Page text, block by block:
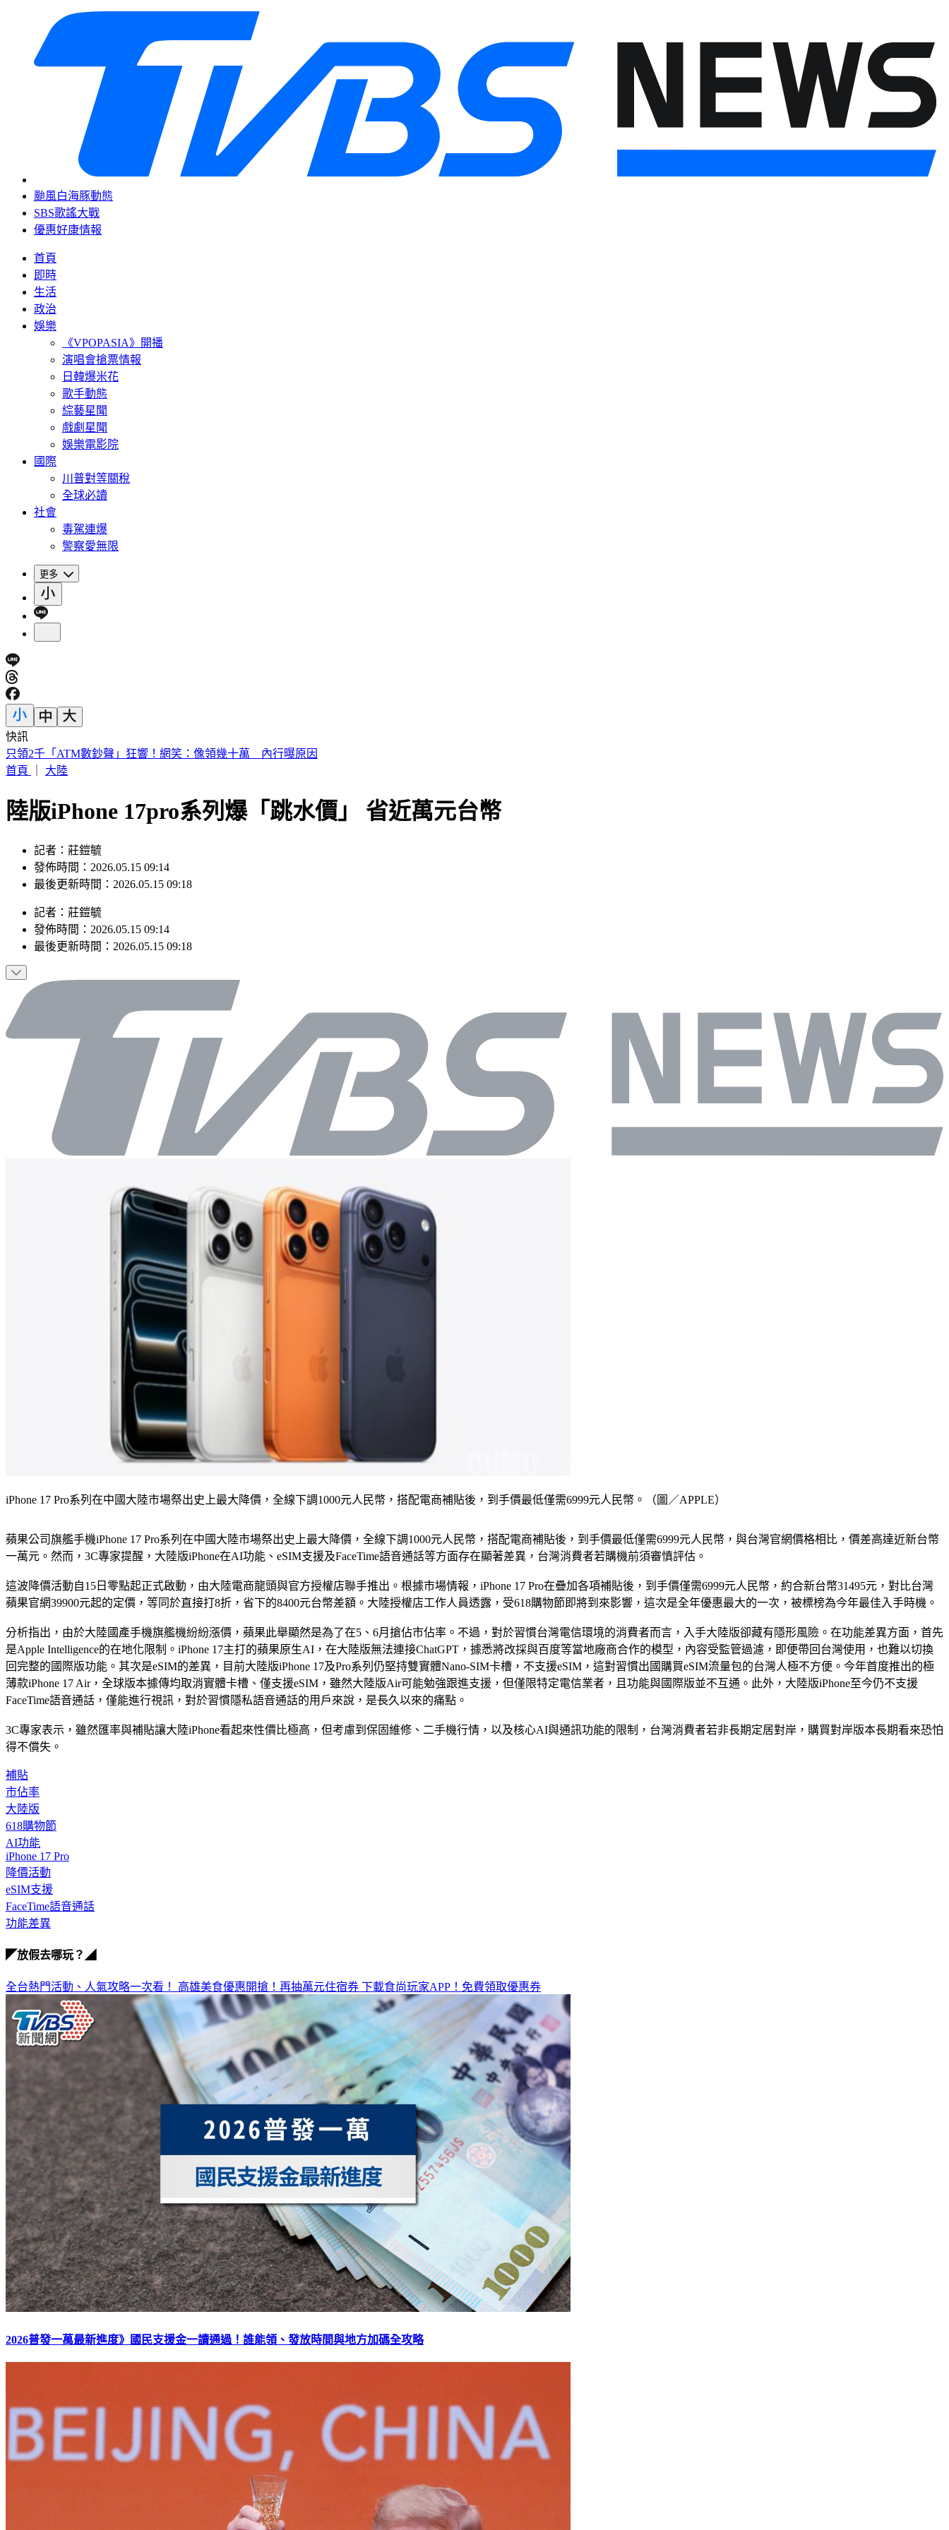
颱風白海豚動態
SBS歌謠大戰
優惠好康情報
首頁
即時
生活
政治
娛樂
《VPOPASIA》開播
演唱會搶票情報
日韓爆米花
歌手動態
綜藝星聞
戲劇星聞
娛樂電影院
國際
川普對等關稅
全球必讀
社會
毒駕連爆
警察愛無限
更多
快訊
獨／高捷新制服被比擬禮儀社 員工：像九如橋不符美學
首頁
大陸
陸版iPhone 17pro系列爆「跳水價」 省近萬元台幣
記者：莊鎧毓
發佈時間：2026.05.15 09:14
最後更新時間：2026.05.15 09:18
記者 ： 莊鎧毓
發佈時間： 2026.05.15 09:14
最後更新時間： 2026.05.15 09:18
iPhone 17 Pro系列在中國大陸市場祭出史上最大降價，全線下調1000元人民幣，搭配電商補貼後，到手價最低僅需6999元人民幣。（圖／APPLE）
蘋果公司旗艦手機iPhone 17 Pro系列在中國大陸市場祭出史上最大降價，全線下調1000元人民幣，搭配電商補貼後，到手價最低僅需6999元人民幣，與台灣官網價格相比，價差高達近新台幣
一萬元。然而，3C專家提醒，大陸版iPhone在AI功能、eSIM支援及FaceTime語音通話等方面存在顯著差異，台灣消費者若購機前須審慎評估。
這波降價活動自15日零點起正式啟動，由大陸電商龍頭與官方授權店聯手推出。根據市場情報，iPhone 17 Pro在疊加各項補貼後，到手價僅需6999元人民幣，約合新台幣31495元，對比台灣
蘋果官網39900元起的定價，等同於直接打8折，省下的8400元台幣差額。大陸授權店工作人員透露，受618購物節即將到來影響，這次是全年優惠最大的一次，被標榜為今年最佳入手時機。
分析指出，由於大陸國產手機旗艦機紛紛漲價，蘋果此舉顯然是為了在5、6月搶佔市佔率。不過，對於習慣台灣電信環境的消費者而言，入手大陸版卻藏有隱形風險。在功能差異方面，首先
是Apple Intelligence的在地化限制。iPhone 17主打的蘋果原生AI，在大陸版無法連接ChatGPT，據悉將改採與百度等當地廠商合作的模型，內容受監管過濾，即便帶回台灣使用，也難以切換
回完整的國際版功能。其次是eSIM的差異，目前大陸版iPhone 17及Pro系列仍堅持雙實體Nano-SIM卡槽，不支援eSIM，這對習慣出國購買eSIM流量包的台灣人極不方便。今年首度推出的極
薄款iPhone 17 Air，全球版本據傳均取消實體卡槽、僅支援eSIM，雖然大陸版Air可能勉強跟進支援，但僅限特定電信業者，且功能與國際版並不互通。此外，大陸版iPhone至今仍不支援
FaceTime語音通話，僅能進行視訊，對於習慣隱私語音通話的用戶來說，是長久以來的痛點。
3C專家表示，雖然匯率與補貼讓大陸iPhone看起來性價比極高，但考慮到保固維修、二手機行情，以及核心AI與通訊功能的限制，台灣消費者若非長期定居對岸，購買對岸版本長期看來恐怕
得不償失。
補貼
市佔率
大陸版
618購物節
AI功能
iPhone 17 Pro
降價活動
eSIM支援
FaceTime語音通話
功能差異
◤放假去哪玩？◢
全台熱門活動、人氣攻略一次看！ 高雄美食優惠開搶！再抽萬元住宿券 下載食尚玩家APP！免費領取優惠券
2026普發一萬最新進度》國民支援金一讀通過！誰能領、發放時間與地方加碼全攻略